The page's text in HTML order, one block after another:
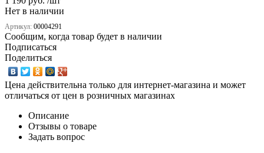
Нет в наличии
Артикул: 00004291
Сообщим, когда товар будет в наличии
Подписаться
Поделиться
Цена действительна только для интернет-магазина и может
отличаться от цен в розничных магазинах
Описание
Отзывы о товаре
Задать вопрос